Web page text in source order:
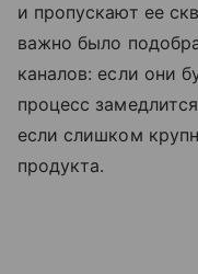
и пропускают ее
важно было
каналов: если они
процесс
если слишком
продукта.